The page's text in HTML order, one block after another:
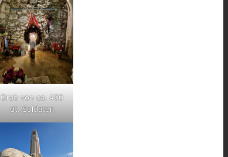
Grab von ca. 400
dt. Soldaten